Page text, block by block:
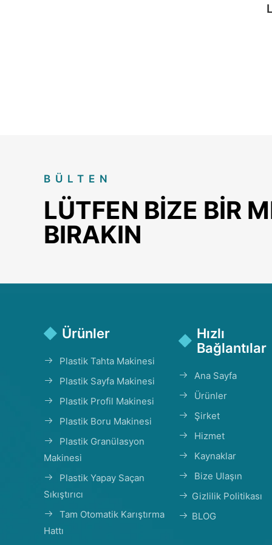
BÜLTEN
LÜTFEN BIZE BIR
BIRAKIN
Ürünler
Plastik Tahta Makinesi
Plastik Sayfa Makinesi
Plastik Profil Makinesi
Plastik Boru Makinesi
Plastik Granülasyon
Makinesi
Plastik Yapay Saçan
Sıkıştırıcı
Tam Otomatik Karıştırma
Hattı
Hızlı
Bağlantılar
Ana Sayfa
Ürünler
Şirket
Hizmet
Kaynaklar
Bize Ulaşın
Gizlilik Politikası
BLOG